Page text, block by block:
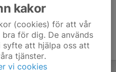
kakor
(cookies) för att vår
för dig. De används
syfte att hjälpa oss att
tjänster.
vi cookies